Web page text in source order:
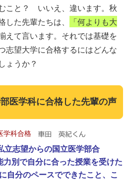
こと？ いいえ、違います。秋
た先輩たちは、
「何よりも大
えて言います。それでは基礎を
志望大学に合格するにはどんな
ょうか？
医学科に合格した先輩の声
学科合格
立志望からの国立医学部合
力別で自分に合った授業を受けた
自分のペースでできたこと、こ